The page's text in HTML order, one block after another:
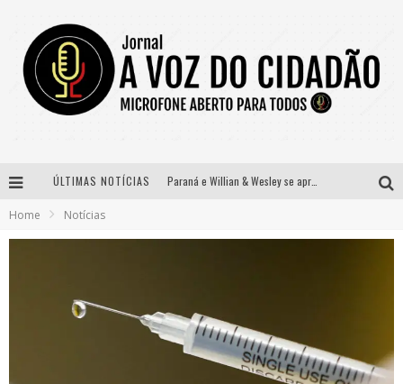
ÚLTIMAS NOTÍCIAS Paraná e Willian & Wesley se apresentam no Carretão Trevo Contagem nesta sexta-feira
Home Notícias